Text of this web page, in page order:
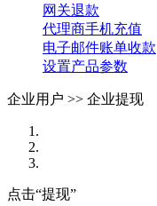
网关退款
代理商手机充值
电子邮件账单收款
设置产品参数
企业用户 >> 企业提现
点击“提现”